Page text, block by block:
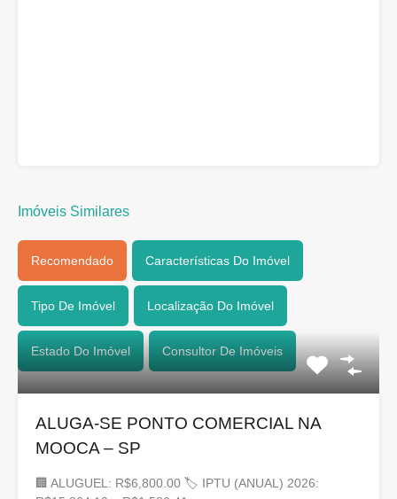
Imóveis Similares
Recomendado Características Do Imóvel
Tipo De Imóvel Localização Do Imóvel
Estado Do Imóvel Consultor De Imóveis
ALUGA-SE PONTO COMERCIAL NA
MOOCA – SP
🏢 ALUGUEL: R$6,800.00 🏷 IPTU (ANUAL) 2026: